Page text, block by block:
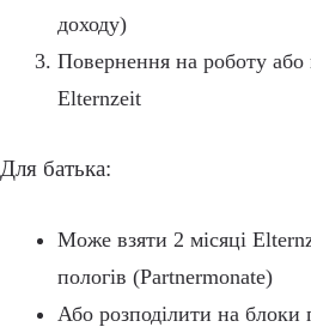
доходу)
Повернення на роботу або
Elternzeit
Для батька:
Може взяти 2 місяці
пологів (Partnermonate)
Або розподілити на блоки